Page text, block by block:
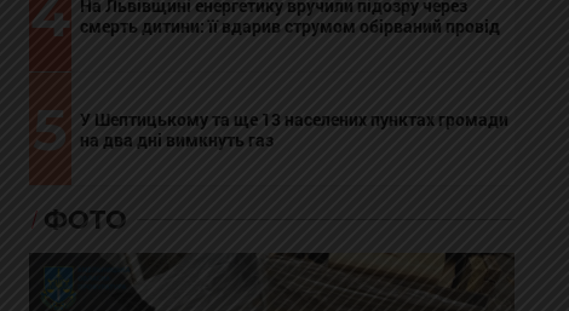
4 На Львівщині енергетику вручили підозру через
смерть дитини: її вдарив струмом обірваний провід
5
У Шептицькому та ще 13 населених пунктах громади
на два дні вимкнуть газ
ФОТО